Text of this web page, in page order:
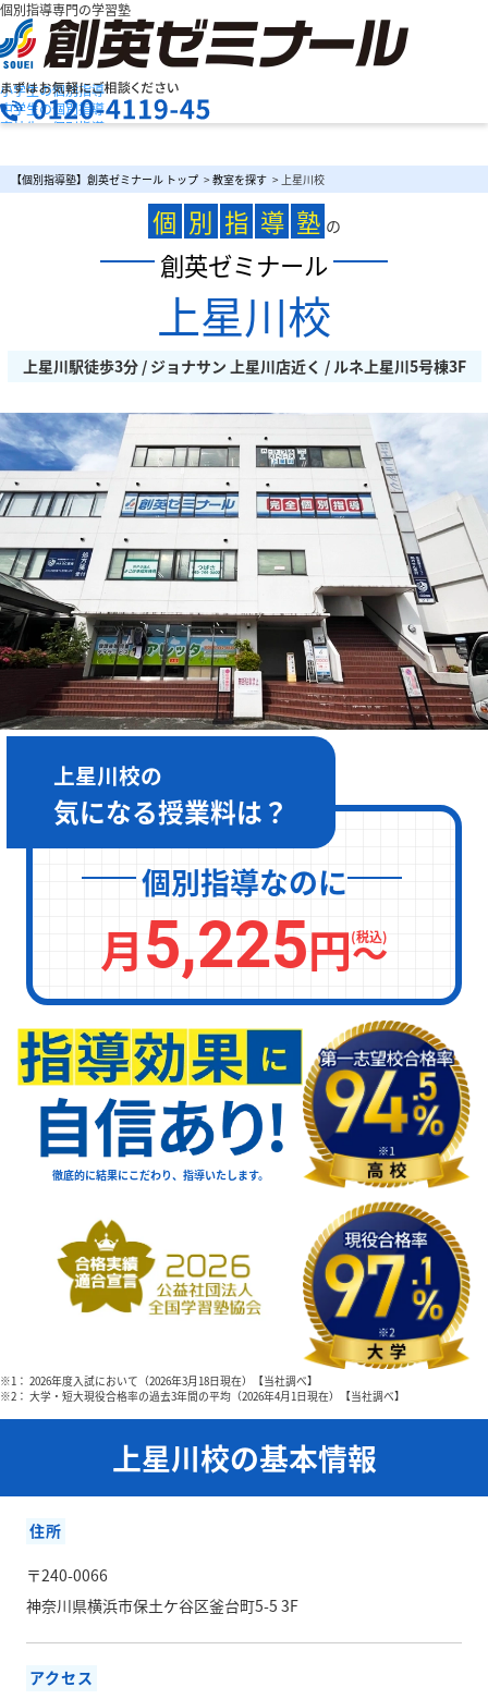
個別指導専門の学習塾
資料請求
小学生の個別指導
中学生の個別指導
高校生の個別指導
授業料を知りたい
教室検索
お電話でのお問い合わせはこちら
［月～金］10:00～22:00 / ［土日］10:00～19:00
【個別指導塾】創英ゼミナール トップ > 教室を探す > 上星川校
個 別 指 導 塾 の
創英ゼミナール
上星川校
上星川駅徒歩3分 / ジョナサン 上星川店近く / ルネ上星川5号棟3F
上星川校の
気になる授業料は？
個別指導なのに
月5,225円〜
(税込)
徹底的に結果にこだわり、指導いたします。
※1： 2026年度入試において（2026年3月18日現在）【当社調べ】
※2： 大学・短大現役合格率の過去3年間の平均（2026年4月1日現在）【当社調べ】
上星川校の基本情報
住所
〒240-0066
神奈川県横浜市保土ケ谷区釜台町5-5 3F
アクセス